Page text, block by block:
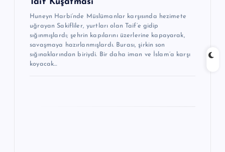
Huneyn Harbi’nde Müslümanlar karşısında hezimete
uğrayan Sakifliler, yurtları olan Taif’e gidip
sığınmışlardı; şehrin kapılarını üzerlerine kapayarak,
savaşmaya hazırlanmışlardı. Burası, şirkin son
sığınaklarından biriydi. Bir daha iman ve İslam’a karşı
koyacak…